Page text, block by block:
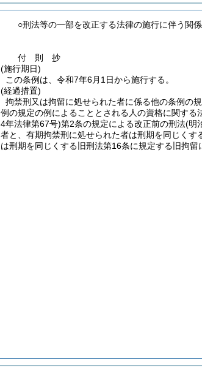
○刑法等の一部を改正する法律の施行に伴う関
付 則
抄
(施行期日)
この条例は、令和7年6月1日から施行する。
(経過措置)
拘禁刑又は拘留に処せられた者に係る他の条例の
例の規定の例によることとされる人の資格に関す
4年法律第67号)第2条の規定による改正前の刑法(明
者と、有期拘禁刑に処せられた者は刑期を同じくす
は刑期を同じくする旧刑法第16条に規定する旧拘留